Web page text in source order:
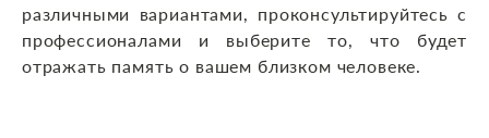
различными вариантами, проконсультируйтесь с
профессионалами и выберите то, что будет
отражать память о вашем близком человеке.